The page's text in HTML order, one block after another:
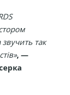
так
, —